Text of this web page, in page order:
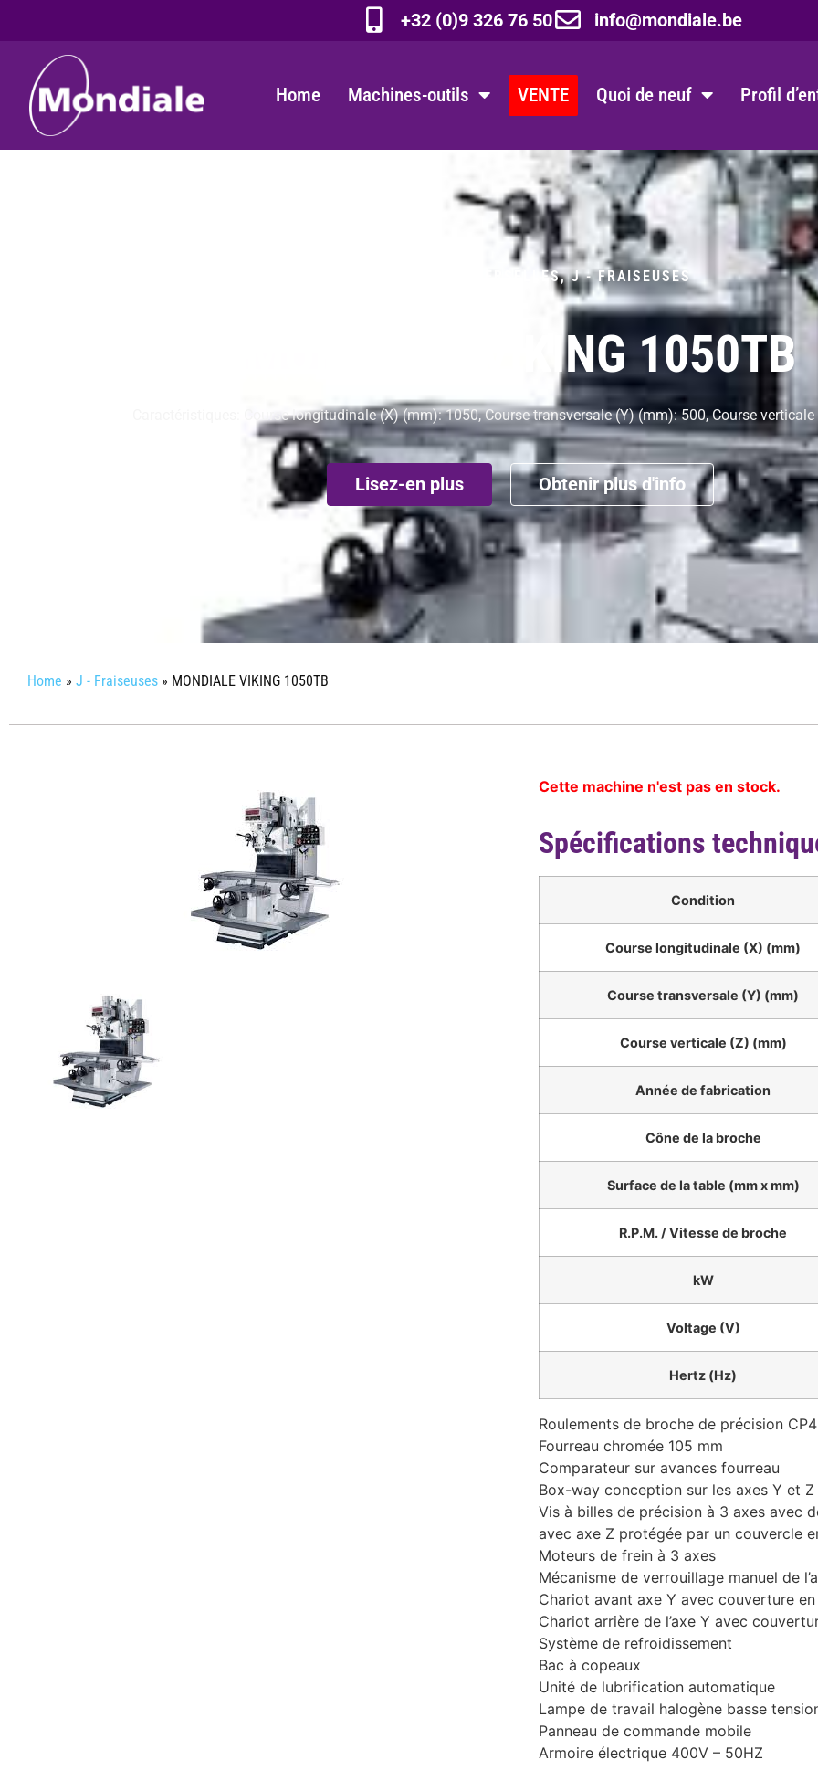
+32 (0)9 326 76 50 info@mondiale.be
Home Machines-outils VENTE Quoi de neuf Profil
FRAISEUSES UNIVERSELLES,J - FRAISEUSES
MONDIALE VIKING 1050TB
Caractéristiques: Course longitudinale (X) (mm): 1050, Course transversale (Y) (mm): 500, Course
Lisez-en plus Obtenir plus d'info
Home » J - Fraiseuses » MONDIALE VIKING 1050TB
Cette machine n'est pas en stock.
Spécifications
Condition
Course longitudinale (X) (mm)
Course transversale (Y) (mm)
Course verticale (Z) (mm)
Année de fabrication
Cône de la broche
Surface de la table (mm x mm)
R.P.M. / Vitesse de broche
kW
Voltage (V)
Hertz (Hz)
Roulements de broche de précision CP4
Fourreau chromée 105 mm
Comparateur sur avances fourreau
Box-way conception sur les axes Y et Z
Vis à billes de précision à 3 axes avec
avec axe Z protégée par un couvercle
Moteurs de frein à 3 axes
Mécanisme de verrouillage manuel de
Chariot avant axe Y avec couverture
Chariot arrière de l’axe Y avec
Système de refroidissement
Bac à copeaux
Unité de lubrification automatique
Lampe de travail halogène basse
Panneau de commande mobile
Armoire électrique 400V – 50HZ